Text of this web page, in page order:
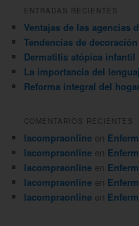
c
r
ENTRADAS RECIENTES
Ventajas de las agencias
Tendencias de decoración
Dermatitis atópica infantil
La importancia del
Reforma integral del
COMENTARIOS RECIENTES
lacompraonline en
lacompraonline en
lacompraonline en
lacompraonline en
lacompraonline en